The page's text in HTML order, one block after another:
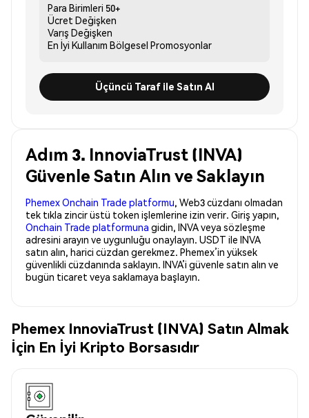
Para Birimleri 50+
Ücret Değişken
Varış Değişken
En İyi Kullanım Bölgesel Promosyonlar
Üçüncü Taraf ile Satın Al
Adım 3. InnoviaTrust (INVA)
Güvenle Satın Alın ve Saklayın
Phemex Onchain Trade platformu, Web3 cüzdanı olmadan
tek tıkla zincir üstü token işlemlerine izin verir. Giriş yapın,
Onchain Trade platformuna gidin, INVA veya sözleşme
adresini arayın ve uygunluğu onaylayın. USDT ile INVA
satın alın, harici cüzdan gerekmez. Phemex’in yüksek
güvenlikli cüzdanında saklayın. INVA’i güvenle satın alın ve
bugün ticaret veya saklamaya başlayın.
Phemex InnoviaTrust (INVA) Satın Almak
İçin En İyi Kripto Borsasıdır